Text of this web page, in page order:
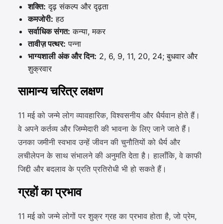
शक्ति: दृढ़ संकल्प और दृढ़ता
कमजोरी: हठ
सर्वाधिक संगत: कन्या, मकर
तावीज़ पत्थर: पन्ना
भाग्यशाली अंक और दिन: 2, 6, 9, 11, 20, 24; बुधवार और
शुक्रवार
सामान्य चरित्र लक्षण
11 मई को जन्मे लोग व्यावहारिक, विश्वसनीय और धैर्यवान होते हैं।
वे अपने कर्तव्य और जिम्मेदारी की भावना के लिए जाने जाते हैं।
उनका जमीनी स्वभाव उन्हें जीवन की चुनौतियों को धैर्य और
लचीलेपन के साथ संभालने की अनुमति देता है। हालाँकि, वे काफी
जिद्दी और बदलाव के प्रति प्रतिरोधी भी हो सकते हैं।
ग्रहों का प्रभाव
11 मई को जन्मे लोगों पर शुक्र ग्रह का प्रभाव होता है, जो प्रेम,